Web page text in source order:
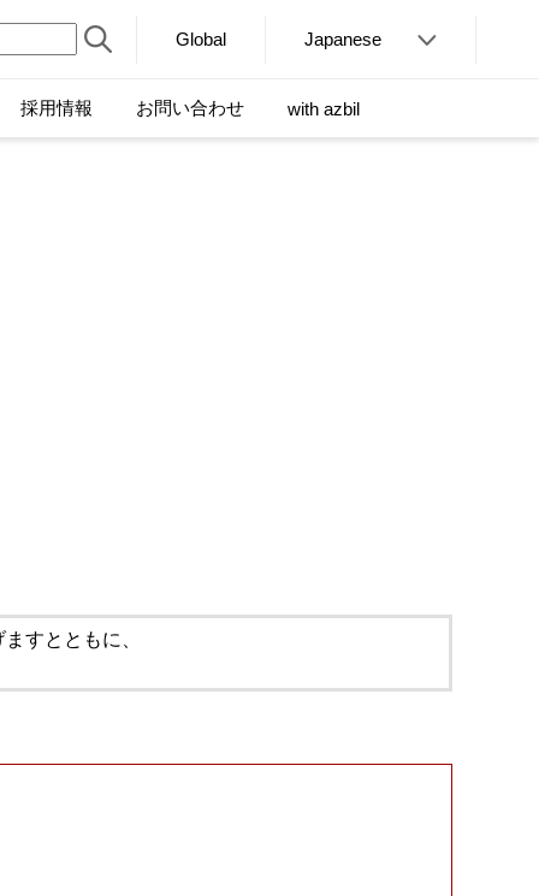
Global Japanese
採用情報 お問い合わせ with azbil
すとともに、